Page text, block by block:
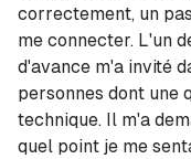
correctement, un
me connecter. L'un
d'avance m'a invité
personnes dont une
technique. Il m'a
quel point je me